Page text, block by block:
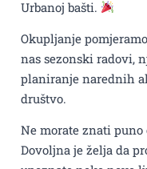
Urbanoj bašti.
Okupljanje
nas sezonski radovi,
planiranje narednih
društvo.
Ne morate znati puno
Dovoljna je želja da